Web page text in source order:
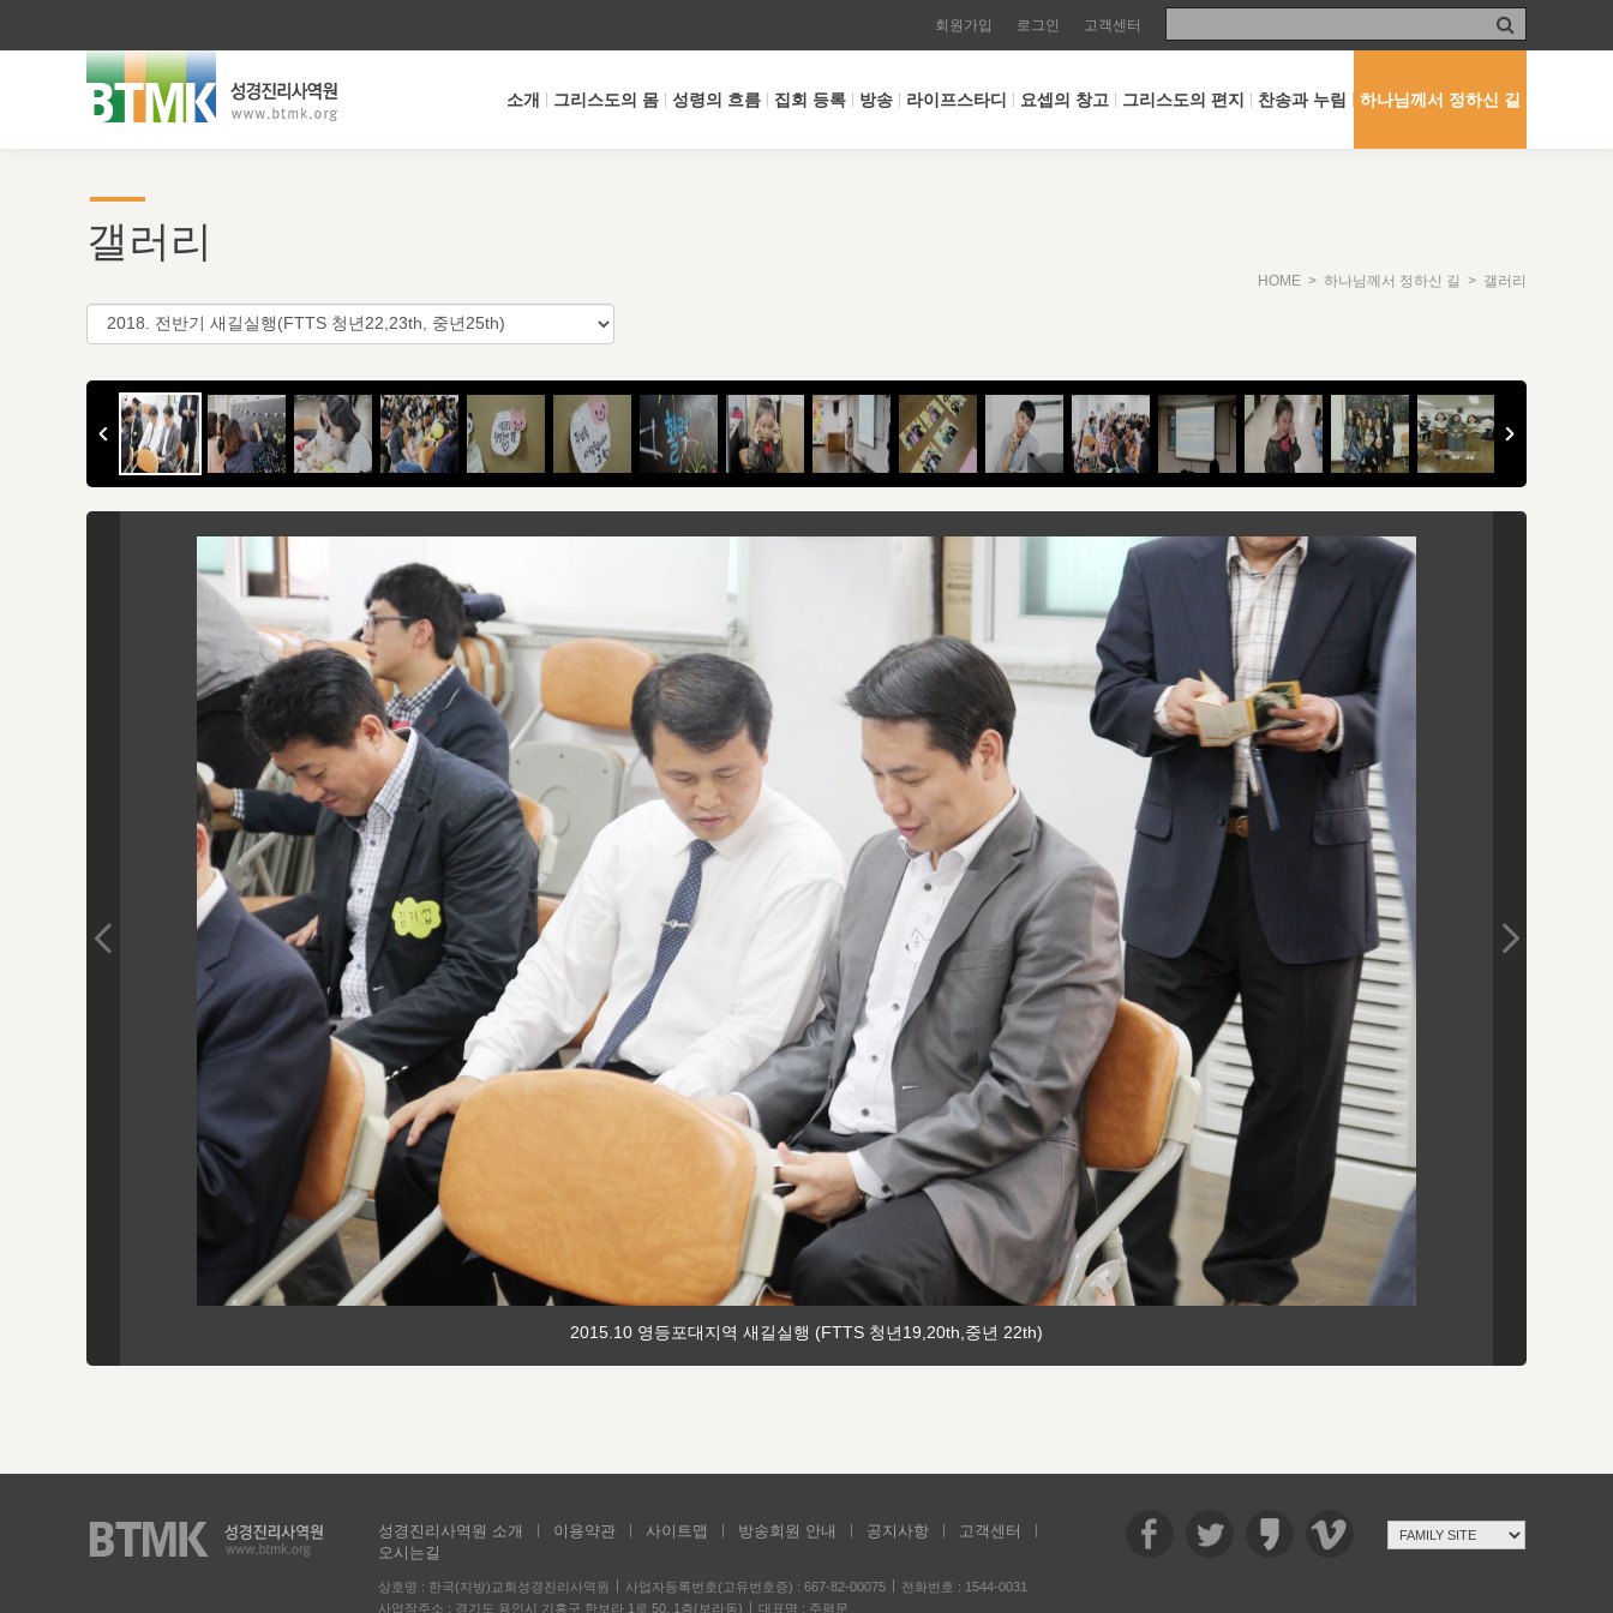
회원가입 로그인 고객센터
소개 그리스도의 몸 성령의 흐름 집회 등록 방송 라이프스타디 요셉의 창고 그리스도의 편지 찬송과 누림 하나님께서 정하신 길
갤러리
HOME > 하나님께서 정하신 길 > 갤러리
2015.10 영등포대지역 새길실행 (FTTS 청년19,20th,중년 22th)
성경진리사역원 소개 이용약관 사이트맵 방송회원 안내 공지사항
고객센터
오시는길
상호명 : 한국(지방)교회성경진리사역원 사업자등록번호(고유번호증) : 667-82-00075
전화번호 : 1544-0031
사업장주소 : 경기도 용인시 기흥구 한보라 1로 50, 1층(보라동)
대표명 : 주평문